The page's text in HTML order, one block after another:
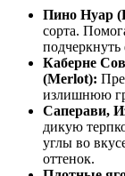
Пино Нуар
сорта.
Каберне
(Merlot):
излишнюю
Саперави,
дикую
углы во
оттенок.